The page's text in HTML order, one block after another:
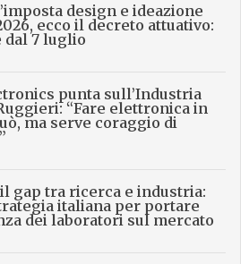
design e ideazione
ecco il decreto attuativo:
dal 7 luglio
punta sull’Industria
“Fare elettronica in
ma serve coraggio di
gap tra ricerca e industria:
italiana per portare
dei laboratori sul mercato